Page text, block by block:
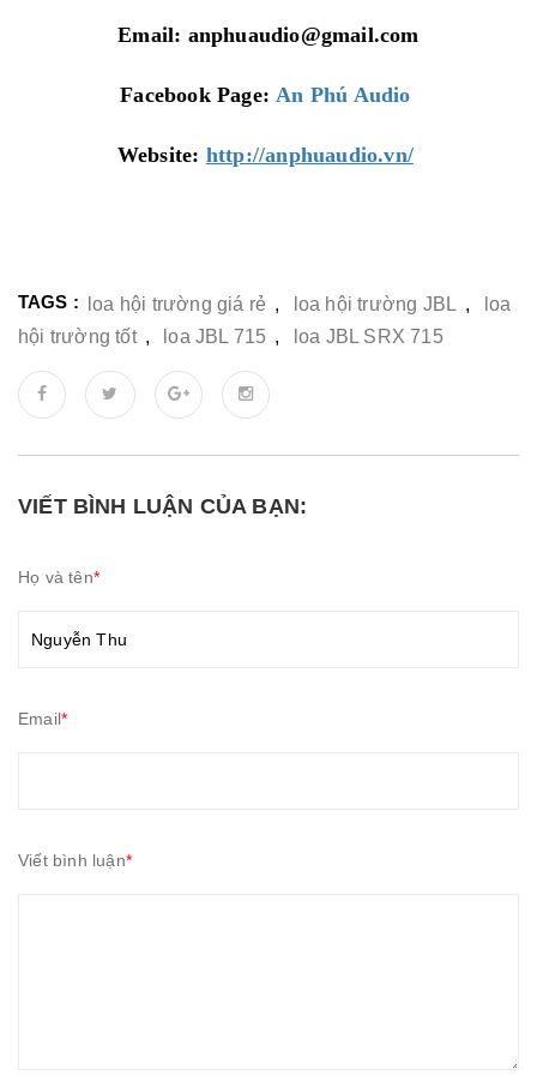
Email: anphuaudio@gmail.com
Facebook Page:An Phú Audio
Website: http://anphuaudio.vn/
TAGS : loa hội trường giá rẻ , loa hội trường JBL ,
loa
hội trường tốt , loa JBL 715 , loa JBL SRX 715
VIẾT BÌNH LUẬN CỦA BẠN:
Họ và tên*
Email*
Viết bình luận*